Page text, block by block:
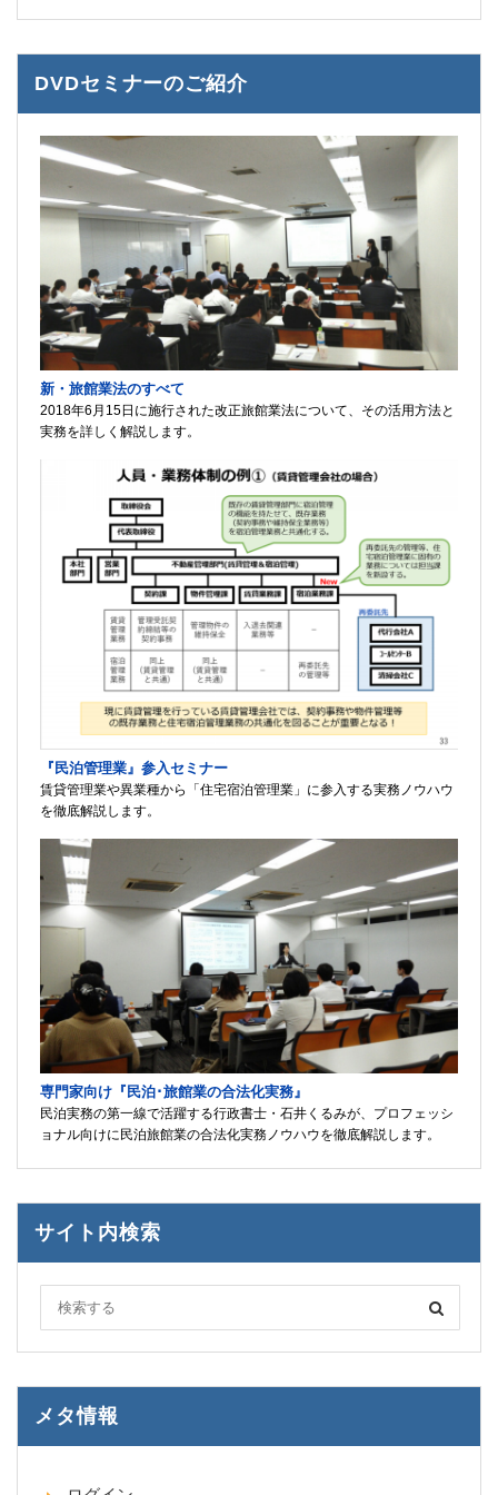
DVDセミナーのご紹介
新・旅館業法のすべて
2018年6月15日に施行された改正旅館業法について、その活用方法と
実務を詳しく解説します。
『民泊管理業』参入セミナー
賃貸管理業や異業種から「住宅宿泊管理業」に参入する実務ノウハウ
を徹底解説します。
専門家向け『民泊･旅館業の合法化実務』
民泊実務の第一線で活躍する行政書士・石井くるみが、プロフェッシ
ョナル向けに民泊旅館業の合法化実務ノウハウを徹底解説します。
サイト内検索
メタ情報